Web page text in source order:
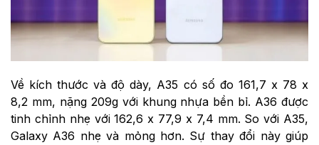
Về kích thước và độ dày, A35 có số đo 161,7 x 78 x
8,2 mm, nặng 209g với khung nhựa bền bỉ. A36 được
tinh chỉnh nhẹ với 162,6 x 77,9 x 7,4 mm. So với A35,
Galaxy A36 nhẹ và mỏng hơn. Sự thay đổi này giúp